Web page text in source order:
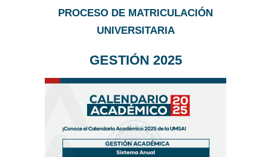
PROCESO DE MATRICULACIÓN
UNIVERSITARIA
GESTIÓN 2025